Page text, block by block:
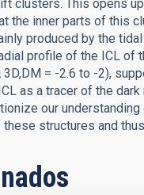
clusters. This opens
the inner parts of this
produced by the
profile of the ICL of
= -2.6 to -2),
as a tracer of the
our
structures and